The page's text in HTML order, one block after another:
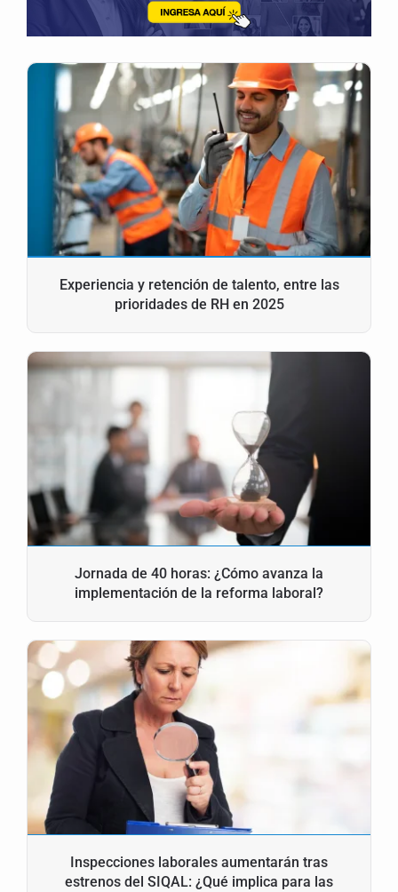
Experiencia y retención de talento, entre las
prioridades de RH en 2025
Jornada de 40 horas: ¿Cómo avanza la
implementación de la reforma laboral?
Inspecciones laborales aumentarán tras
estrenos del SIQAL: ¿Qué implica para las